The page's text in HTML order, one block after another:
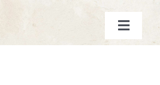
Toggle